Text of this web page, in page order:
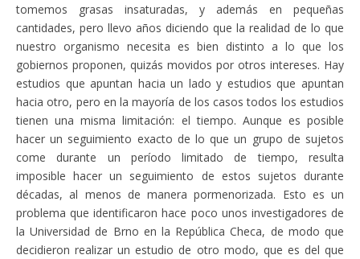
tomemos grasas insaturadas, y además en pequeñas
cantidades, pero llevo años diciendo que la realidad de lo que
nuestro organismo necesita es bien distinto a lo que los
gobiernos proponen, quizás movidos por otros intereses. Hay
estudios que apuntan hacia un lado y estudios que apuntan
hacia otro, pero en la mayoría de los casos todos los estudios
tienen una misma limitación: el tiempo. Aunque es posible
hacer un seguimiento exacto de lo que un grupo de sujetos
come durante un período limitado de tiempo, resulta
imposible hacer un seguimiento de estos sujetos durante
décadas, al menos de manera pormenorizada. Esto es un
problema que identificaron hace poco unos investigadores de
la Universidad de Brno en la República Checa, de modo que
decidieron realizar un estudio de otro modo, que es del que